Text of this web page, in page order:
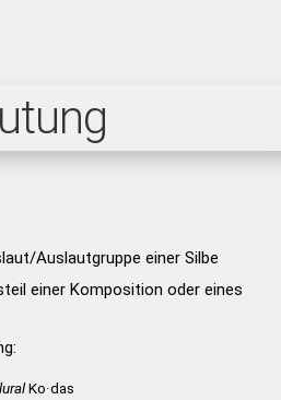
Auslautgruppe einer Silbe
einer Komposition oder eines
Ko·das